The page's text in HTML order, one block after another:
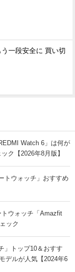
一段安全に 買い切
Watch 6」は何が
ク【2026年8月版】
トウォッチ」おすすめ
ウォッチ「Amazfit
ック
」トップ10＆おすす
デルが人気【2024年6